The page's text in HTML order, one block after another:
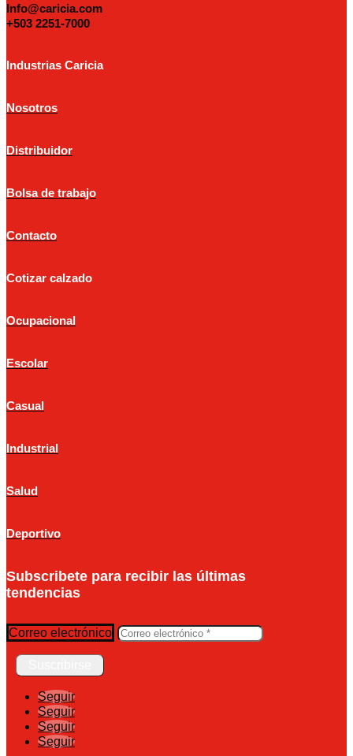
Info@caricia.com
+503 2251-7000
Industrias Caricia
Nosotros
Distribuidor
Bolsa de trabajo
Contacto
Cotizar calzado
Ocupacional
Escolar
Casual
Industrial
Salud
Deportivo
Subscribete para recibir las últimas
tendencias
Correo electrónico
Seguir
Seguir
Seguir
Seguir